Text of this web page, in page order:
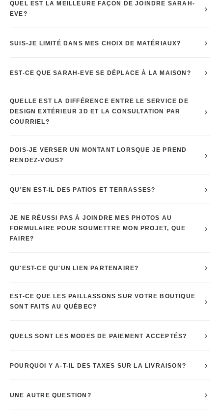
QUEL EST LA MEILLEURE FAÇON DE JOINDRE SARAH-
EVE?
SUIS-JE LIMITÉ DANS MES CHOIX DE MATÉRIAUX?
EST-CE QUE SARAH-EVE SE DÉPLACE À LA MAISON?
QUELLE EST LA DIFFÉRENCE ENTRE LE SERVICE DE
DESIGN EXTÉRIEUR 3D ET LA CONSULTATION PAR
COURRIEL?
DOIS-JE VERSER UN MONTANT LORSQUE JE PREND
RENDEZ-VOUS?
QU’EN EST-IL DES PATIOS ET TERRASSES?
JE NE RÉUSSI PAS À JOINDRE MES PHOTOS AU
FORMULAIRE POUR SOUMETTRE MON PROJET, QUE
FAIRE?
QU'EST-CE QU'UN LIEN PARTENAIRE?
EST-CE QUE LES PAILLASSONS SUR VOTRE BOUTIQUE
SONT FAITS AU QUÉBEC?
QUELS SONT LES MODES DE PAIEMENT ACCEPTÉS?
POURQUOI Y A-T-IL DES TAXES SUR LA LIVRAISON?
UNE AUTRE QUESTION?